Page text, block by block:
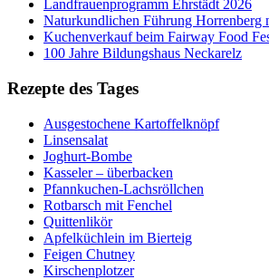
Landfrauenprogramm Ehrstädt 2026
Naturkundlichen Führung Horrenberg
Kuchenverkauf beim Fairway Food
100 Jahre Bildungshaus Neckarelz
Rezepte des Tages
Ausgestochene Kartoffelknöpf
Linsensalat
Joghurt-Bombe
Kasseler – überbacken
Pfannkuchen-Lachsröllchen
Rotbarsch mit Fenchel
Quittenlikör
Apfelküchlein im Bierteig
Feigen Chutney
Kirschenplotzer